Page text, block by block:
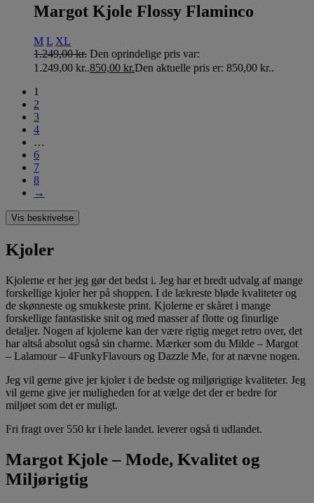
Margot Kjole Flossy Flaminco
M L XL
1.249,00kr. Den oprindelige pris var:
1.249,00 kr..850,00 kr.Den aktuelle pris er: 850,00 kr..
1
2
3
4
…
6
7
8
→
Vis beskrivelse
Kjoler
Kjolerne er her jeg gør det bedst i. Jeg har et bredt udvalg af mange
forskellige kjoler her på shoppen. I de lækreste bløde kvaliteter og
de skønneste og smukkeste print. Kjolerne er skåret i mange
forskellige fantastiske snit og med masser af flotte og finurlige
detaljer. Nogen af kjolerne kan der være rigtig meget retro over, det
har altså absolut også sin charme. Mærker som du Milde – Margot
– Lalamour – 4FunkyFlavours og Dazzle Me, for at nævne nogen.
Jeg vil gerne give jer kjoler i de bedste og miljørigtige kvaliteter. Jeg
vil gerne give jer muligheden for at vælge det der er bedre for
miljøet som det er muligt.
Fri fragt over 550 kr i hele landet. leverer også ti udlandet.
Margot Kjole – Mode, Kvalitet og
Miljørigtig